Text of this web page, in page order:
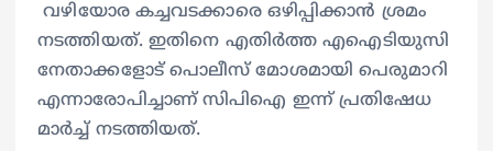
വഴിയോര കച്ചവടക്കാരെ ഒഴിപ്പിക്കാൻ ശ്രമം
നടത്തിയത്. ഇതിനെ എതിർത്ത എഐടിയുസി
നേതാക്കളോട് പൊലീസ് മോശമായി പെരുമാറി
എന്നാരോപിച്ചാണ് സിപിഐ ഇന്ന് പ്രതിഷേധ
മാർച്ച്‌ നടത്തിയത്.